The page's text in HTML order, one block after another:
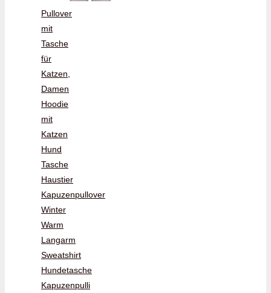
Pullover
mit
Tasche
für
Katzen,
Damen
Hoodie
mit
Katzen
Hund
Tasche
Haustier
Kapuzenpullover
Winter
Warm
Langarm
Sweatshirt
Hundetasche
Kapuzenpulli